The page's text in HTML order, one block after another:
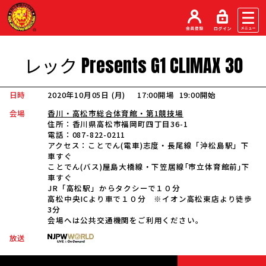
レック Presents G1CLIMAX 30
日時 2020年10月05日 (月) 17:00開場 19:00開始
会場
香川・高松市総合体育館・第1競技場
住所： 香川県高松市福岡町四丁目36-1
電話： 087-822-0211
アクセス： ことでん(電車)志度・長尾線「沖松島駅」下
車すぐ
ことでん(バス)屋島大橋線・下笠居線｢市立体育館前｣下
車すぐ
JR「高松駅」からタクシーで１０分
高松中央ICより車で１０分 ※イオン高松東店より徒歩
3分
会場へは公共交通機関をご利用ください。
放送